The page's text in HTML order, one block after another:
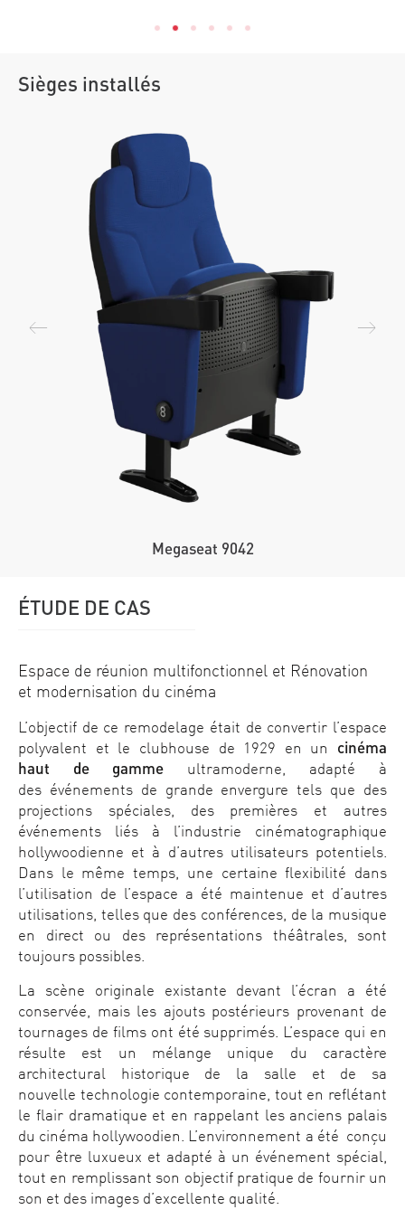
Sièges installés
Megaseat 9042
ÉTUDE DE CAS
Espace de réunion multifonctionnel et Rénovation
et modernisation du cinéma
L’objectif de ce remodelage était de convertir l’espace
polyvalent et le clubhouse de 1929 en un cinéma
haut de gamme ultramoderne, adapté à
des événements de grande envergure tels que des
projections spéciales, des premières et autres
événements liés à l’industrie cinématographique
hollywoodienne et à d’autres utilisateurs potentiels.
Dans le même temps, une certaine flexibilité dans
l’utilisation de l’espace a été maintenue et d’autres
utilisations, telles que des conférences, de la musique
en direct ou des représentations théâtrales, sont
toujours possibles.
La scène originale existante devant l’écran a été
conservée, mais les ajouts postérieurs provenant de
tournages de films ont été supprimés. L’espace qui en
résulte est un mélange unique du caractère
architectural historique de la salle et de sa
nouvelle technologie contemporaine, tout en reflétant
le flair dramatique et en rappelant les anciens palais
du cinéma hollywoodien. L’environnement a été conçu
pour être luxueux et adapté à un événement spécial,
tout en remplissant son objectif pratique de fournir un
son et des images d’excellente qualité.